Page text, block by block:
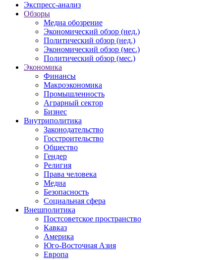
Экспресс-анализ
Обзоры
Медиа обозрение
Экономический обзор (нед.)
Политический обзор (нед.)
Экономический обзор (мес.)
Политический обзор (мес.)
Экономика
Финансы
Макроэкономика
Промышленность
Аграрный сектор
Бизнес
Внутриполитика
Законодательство
Госстроительство
Общество
Гендер
Религия
Права человека
Медиа
Безопасность
Социальная сфера
Внешполитика
Постсоветское пространство
Кавказ
Америка
Юго-Восточная Азия
Европа